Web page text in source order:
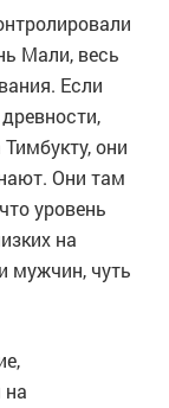
Мали, весь
Если
они
Они там
уровень
на
мужчин, чуть